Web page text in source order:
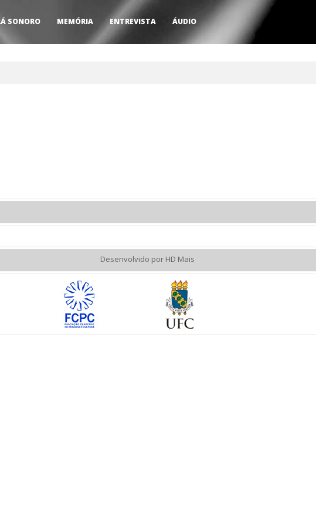
SONORO MEMÓRIA ENTREVISTA ÁUDIO
Desenvolvido por HD Mais